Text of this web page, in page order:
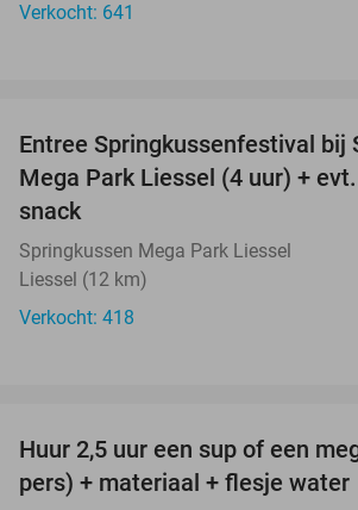
Verkocht: 641
Entree Springkussenfestival bij
Mega Park Liessel (4 uur) +
snack
Springkussen Mega Park Liessel
Liessel (12 km)
Verkocht: 418
Huur 2,5 uur een sup of een
pers) + materiaal + flesje water